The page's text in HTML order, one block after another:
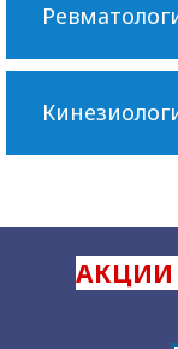
АКЦИИ